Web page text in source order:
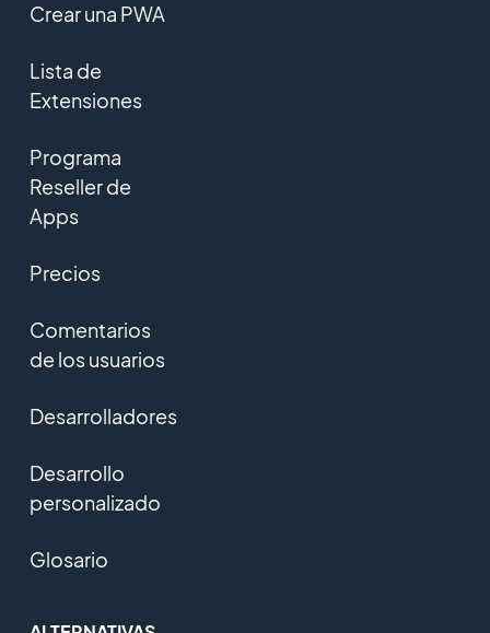
Crear una PWA
Lista de
Extensiones
Programa
Reseller de
Apps
Precios
Comentarios
de los usuarios
Desarrolladores
Desarrollo
personalizado
Glosario